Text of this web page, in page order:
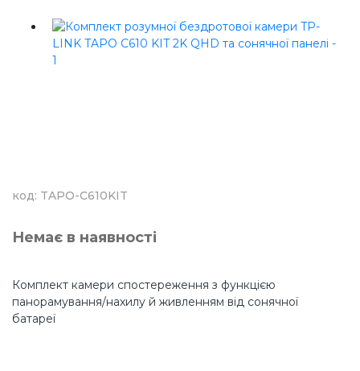
код: TAPO-C610KIT
Немає в наявності
Комплект камери спостереження з функцією
панорамування/нахилу й живленням від сонячної
батареї